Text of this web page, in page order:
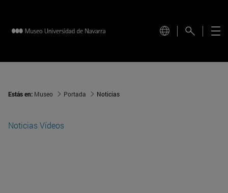
Estás en: Museo Portada Noticias
Noticias Vídeos